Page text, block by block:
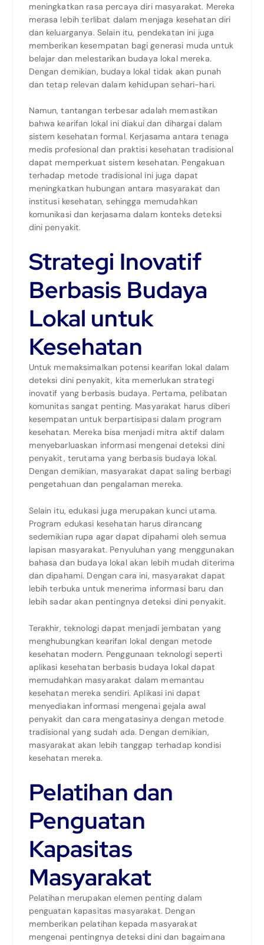
meningkatkan rasa percaya diri masyarakat. Mereka
merasa lebih terlibat dalam menjaga kesehatan diri
dan keluarganya. Selain itu, pendekatan ini juga
memberikan kesempatan bagi generasi muda untuk
belajar dan melestarikan budaya lokal mereka.
Dengan demikian, budaya lokal tidak akan punah
dan tetap relevan dalam kehidupan sehari-hari.
Namun, tantangan terbesar adalah memastikan
bahwa kearifan lokal ini diakui dan dihargai dalam
sistem kesehatan formal. Kerjasama antara tenaga
medis profesional dan praktisi kesehatan tradisional
dapat memperkuat sistem kesehatan. Pengakuan
terhadap metode tradisional ini juga dapat
meningkatkan hubungan antara masyarakat dan
institusi kesehatan, sehingga memudahkan
komunikasi dan kerjasama dalam konteks deteksi
dini penyakit.
Strategi Inovatif
Berbasis Budaya
Lokal untuk
Kesehatan
Untuk memaksimalkan potensi kearifan lokal dalam
deteksi dini penyakit, kita memerlukan strategi
inovatif yang berbasis budaya. Pertama, pelibatan
komunitas sangat penting. Masyarakat harus diberi
kesempatan untuk berpartisipasi dalam program
kesehatan. Mereka bisa menjadi mitra aktif dalam
menyebarluaskan informasi mengenai deteksi dini
penyakit, terutama yang berbasis budaya lokal.
Dengan demikian, masyarakat dapat saling berbagi
pengetahuan dan pengalaman mereka.
Selain itu, edukasi juga merupakan kunci utama.
Program edukasi kesehatan harus dirancang
sedemikian rupa agar dapat dipahami oleh semua
lapisan masyarakat. Penyuluhan yang menggunakan
bahasa dan budaya lokal akan lebih mudah diterima
dan dipahami. Dengan cara ini, masyarakat dapat
lebih terbuka untuk menerima informasi baru dan
lebih sadar akan pentingnya deteksi dini penyakit.
Terakhir, teknologi dapat menjadi jembatan yang
menghubungkan kearifan lokal dengan metode
kesehatan modern. Penggunaan teknologi seperti
aplikasi kesehatan berbasis budaya lokal dapat
memudahkan masyarakat dalam memantau
kesehatan mereka sendiri. Aplikasi ini dapat
menyediakan informasi mengenai gejala awal
penyakit dan cara mengatasinya dengan metode
tradisional yang sudah ada. Dengan demikian,
masyarakat akan lebih tanggap terhadap kondisi
kesehatan mereka.
Pelatihan dan
Penguatan
Kapasitas
Masyarakat
Pelatihan merupakan elemen penting dalam
penguatan kapasitas masyarakat. Dengan
memberikan pelatihan kepada masyarakat
mengenai pentingnya deteksi dini dan bagaimana